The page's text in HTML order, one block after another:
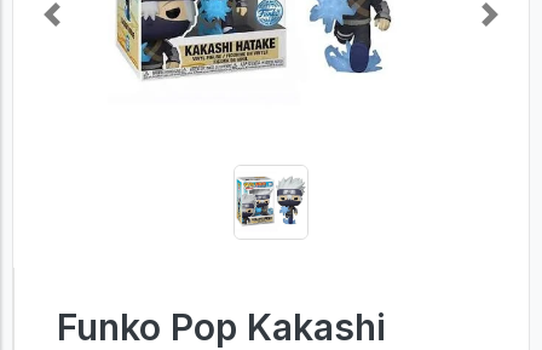
Previous Next
Funko Pop Kakashi